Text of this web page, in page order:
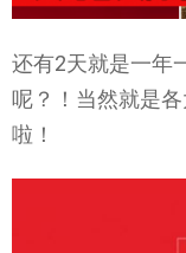
还有2天就是一年
呢？！当然就是
啦！